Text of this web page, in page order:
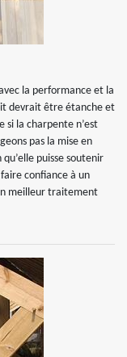
la performance et la
devrait être étanche et
la charpente n’est
pas la mise en
puisse soutenir
confiance à un
meilleur traitement